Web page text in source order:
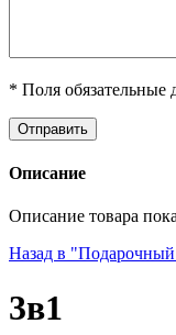
* Поля обязательные
Описание
Описание товара
Назад в
3в1